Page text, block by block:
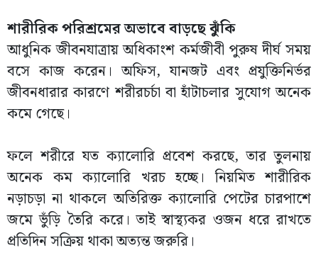
শারীরিক পরিশ্রমের অভাবে বাড়ছে ঝুঁকি
আধুনিক জীবনযাত্রায় অধিকাংশ কর্মজীবী পুরুষ দীর্ঘ সময়
বসে কাজ করেন। অফিস, যানজট এবং প্রযুক্তিনির্ভর
জীবনধারার কারণে শরীরচর্চা বা হাঁটাচলার সুযোগ অনেক
কমে গেছে।
ফলে শরীরে যত ক্যালোরি প্রবেশ করছে, তার তুলনায়
অনেক কম ক্যালোরি খরচ হচ্ছে। নিয়মিত শারীরিক
নড়াচড়া না থাকলে অতিরিক্ত ক্যালোরি পেটের চারপাশে
জমে ভুঁড়ি তৈরি করে। তাই স্বাস্থ্যকর ওজন ধরে রাখতে
প্রতিদিন সক্রিয় থাকা অত্যন্ত জরুরি।